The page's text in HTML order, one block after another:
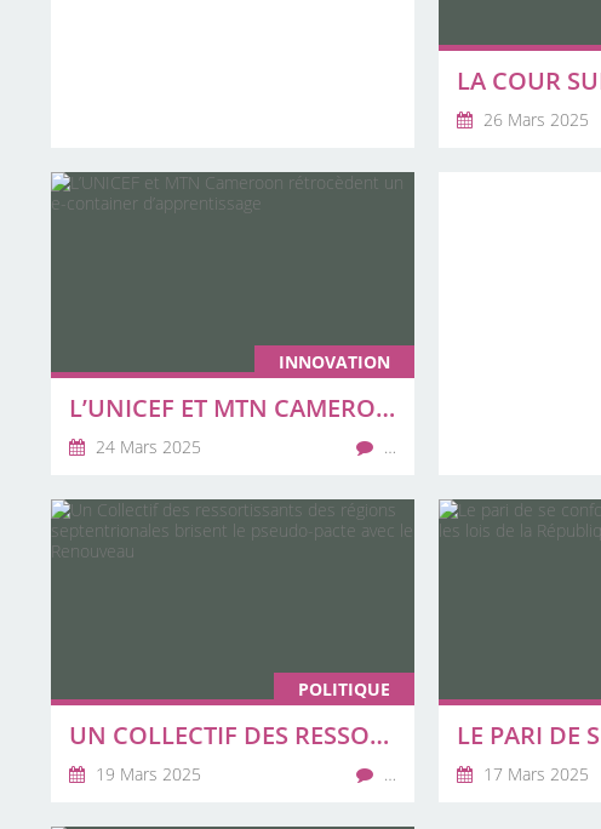
26 Mars 2025
INNOVATION
L’UNICEF ET MTN CAMEROON RÉTROCÈDENT UN E-CONTAINER D’APPRENTISSAGE
24 Mars 2025 …
POLITIQUE
UN COLLECTIF DES RESSORTISSANTS DES RÉGIONS SEPTENTRIONALES BRISENT LE PSEUDO-PACTE AVEC LE RENOUVEAU
19 Mars 2025 … 17 Mars 2025